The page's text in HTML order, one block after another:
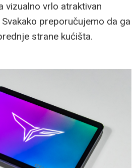
vizualno vrlo atraktivan
preporučujemo da ga
strane kućišta.